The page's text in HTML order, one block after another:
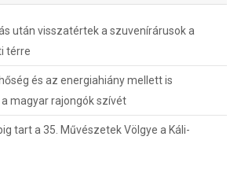
után visszatértek a szuvenírárusok a
térre
és az energiahiány mellett is
magyar rajongók szívét
tart a 35. Művészetek Völgye a Káli-